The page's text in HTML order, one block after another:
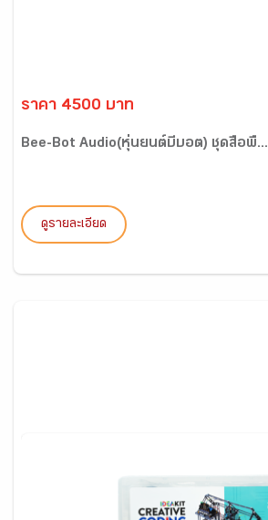
ราคา 4500 บาท
Bee-Bot Audio(หุ่นยนต์บีบอต) ชุดสื่อพื้...
ดูรายละเอียด